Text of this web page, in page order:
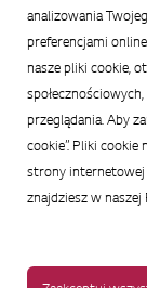
MAPA STRONY |
Copyright ©
To oficjalna
korporacyjnej
analizowania
preferencjami
nasze pliki cookie,
przeglądania. Aby
cookie”. Pliki
strony internetowej
znajdziesz w